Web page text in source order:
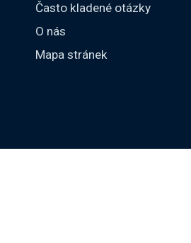
Často kladené otázky
O nás
Mapa stránek